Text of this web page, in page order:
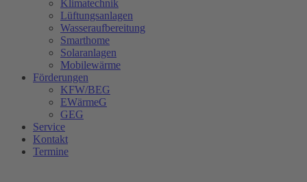
Klimatechnik
Lüftungsanlagen
Wasseraufbereitung
Smarthome
Solaranlagen
Mobilewärme
Förderungen
KFW/BEG
EWärmeG
GEG
Service
Kontakt
Termine